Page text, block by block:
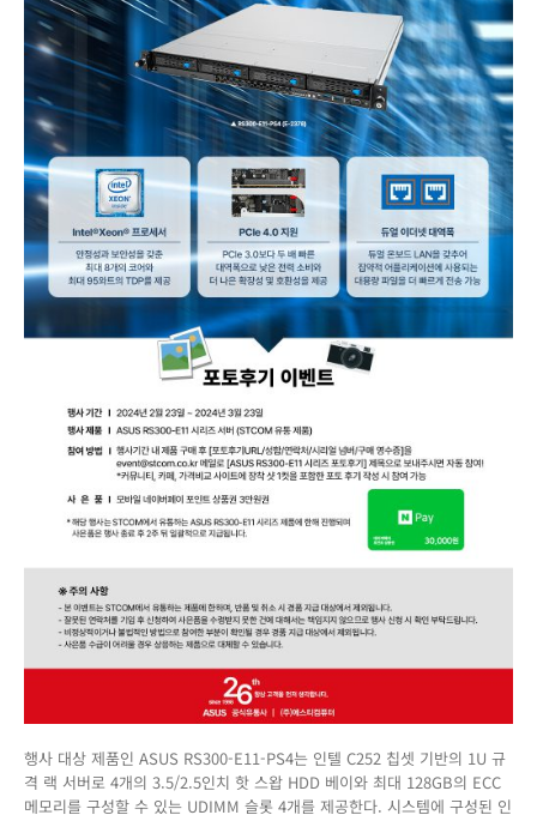
성
진
행
행사 대상 제품인 ASUS RS300-E11-PS4는 인텔 C252 칩셋 기반의 1U 규
격 랙 서버로 4개의 3.5/2.5인치 핫 스왑 HDD 베이와 최대 128GB의 ECC
메모리를 구성할 수 있는 UDIMM 슬롯 4개를 제공한다. 시스템에 구성된 인